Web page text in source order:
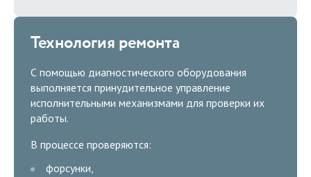
Технология ремонта
С помощью диагностического оборудования
выполняется принудительное управление
исполнительными механизмами для проверки их
работы.
В процессе проверяются:
форсунки,